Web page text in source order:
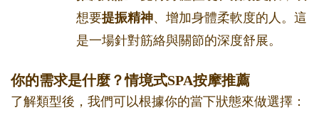
想要提振精神、增加身體柔軟度的人。這
是一場針對筋絡與關節的深度舒展。
你的需求是什麼？情境式SPA按摩推薦
了解類型後，我們可以根據你的當下狀態來做選擇：